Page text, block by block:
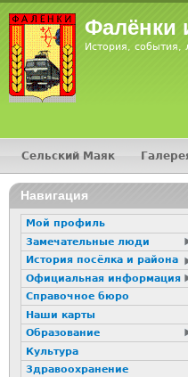
Фалёнки
История, события,
Главное меню
Сельский Маяк
Навигация
Мой профиль
Замечательные люди
История посёлка и района
Официальная информация
Справочное бюро
Наши карты
Образование
Культура
Здравоохранение